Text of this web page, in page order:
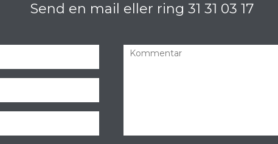
Send en mail eller ring 31 31 03 17